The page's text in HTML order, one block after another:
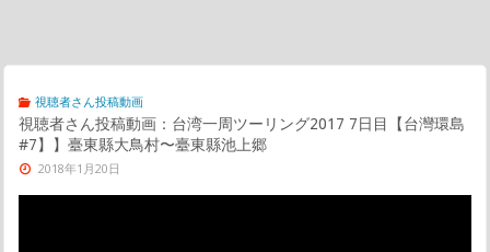
視聴者さん投稿動画
視聴者さん投稿動画：台湾一周ツーリング2017 7日目【台灣環島
#7】】臺東縣大鳥村〜臺東縣池上郷
2018年1月20日